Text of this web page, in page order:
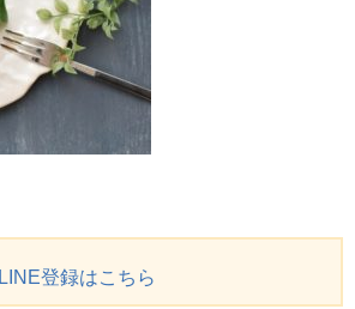
LINE登録はこちら